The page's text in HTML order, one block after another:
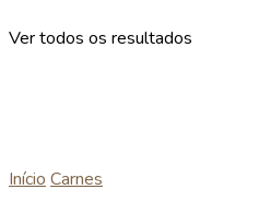
Ver todos os resultados
Início Carnes